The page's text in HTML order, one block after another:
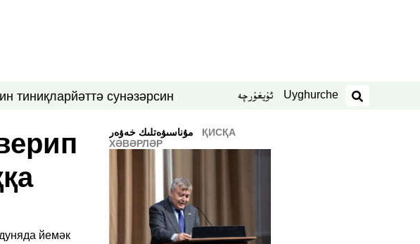
тиниқларйәттә сунәзәрсин ئۇيغۇرچە Uyghurche
издәш
ҚИСҚА
ХӘВӘРЛӘР